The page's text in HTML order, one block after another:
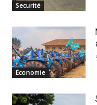
Securité
Économie